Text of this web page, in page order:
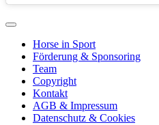
Horse in Sport
Förderung & Sponsoring
Team
Copyright
Kontakt
AGB & Impressum
Datenschutz & Cookies